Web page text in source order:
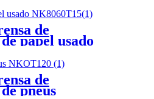
de
papel usado
de
pneus